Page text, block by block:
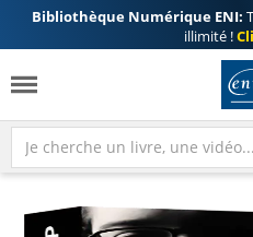
Bibliothèque Numérique ENI:
illimité !